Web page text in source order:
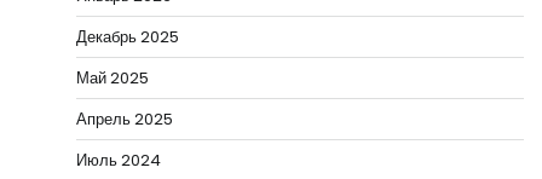
Декабрь 2025
Май 2025
Апрель 2025
Июль 2024